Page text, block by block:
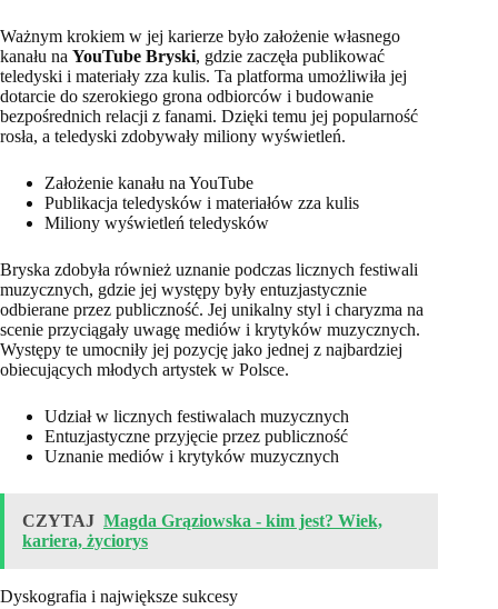
Ważnym krokiem w jej karierze było założenie własnego
kanału na YouTube Bryski, gdzie zaczęła publikować
teledyski i materiały zza kulis. Ta platforma umożliwiła jej
dotarcie do szerokiego grona odbiorców i budowanie
bezpośrednich relacji z fanami. Dzięki temu jej popularność
rosła, a teledyski zdobywały miliony wyświetleń.
Założenie kanału na YouTube
Publikacja teledysków i materiałów zza kulis
Miliony wyświetleń teledysków
Bryska zdobyła również uznanie podczas licznych festiwali
muzycznych, gdzie jej występy były entuzjastycznie
odbierane przez publiczność. Jej unikalny styl i charyzma na
scenie przyciągały uwagę mediów i krytyków muzycznych.
Występy te umocniły jej pozycję jako jednej z najbardziej
obiecujących młodych artystek w Polsce.
Udział w licznych festiwalach muzycznych
Entuzjastyczne przyjęcie przez publiczność
Uznanie mediów i krytyków muzycznych
CZYTAJ Magda Grąziowska - kim jest? Wiek,
kariera, życiorys
Dyskografia i największe sukcesy